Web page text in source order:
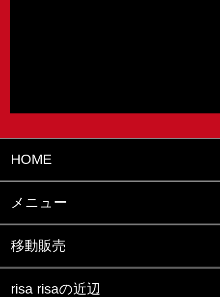
HOME
メニュー
移動販売
risa risaの近辺